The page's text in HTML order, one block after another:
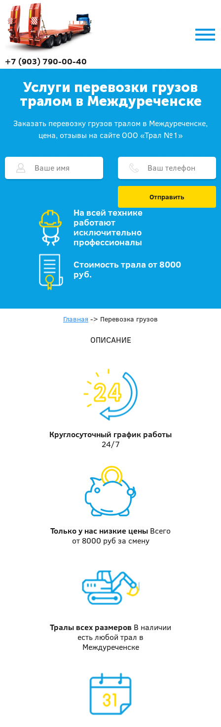
+7 (903) 790-00-40
Услуги перевозки грузов
тралом в Междуреченске
Заказать перевозку грузов тралом в Междуреченске,
цена, отзывы на сайте ООО «Трал №1»
Отправить
На всей технике
работают
исключительно
профессионалы
Стоимость трала от 8000
руб.
Главная -> Перевозка грузов
ОПИСАНИЕ
Круглосуточный график работы
24/7
Только у нас низкие цены Всего
от 8000 руб за смену
Тралы всех размеров В наличии
есть любой трал в
Междуреченске